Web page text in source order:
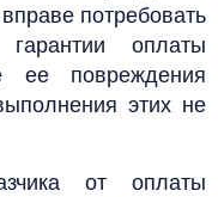
потребовать
оплаты
ее повреждения
этих не
от оплаты